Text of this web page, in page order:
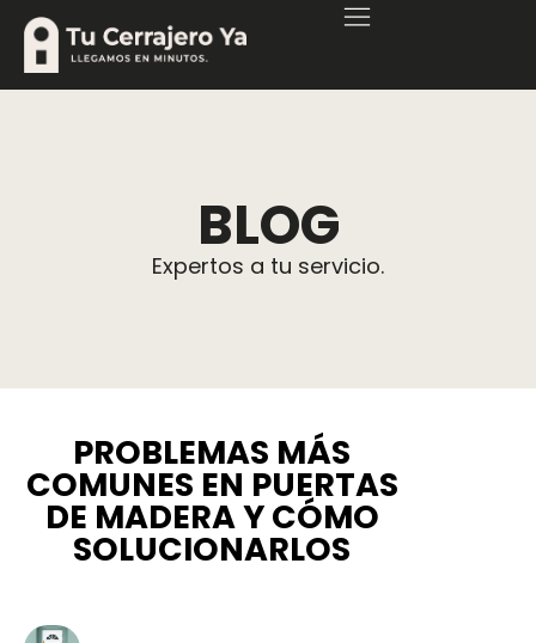
BLOG
Expertos a tu servicio.
PROBLEMAS MÁS
COMUNES EN PUERTAS
DE MADERA Y CÓMO
SOLUCIONARLOS